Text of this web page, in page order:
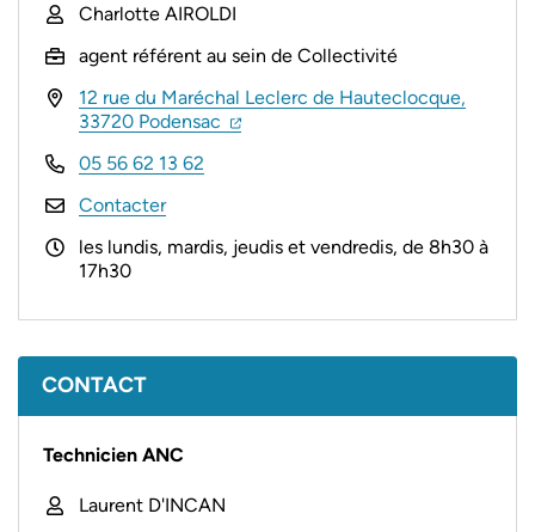
Charlotte AIROLDI
agent référent au sein de Collectivité
12 rue du Maréchal Leclerc de Hauteclocque,
33720 Podensac (ouverture dans un nouvel onglet)
(ouverture dans un nouvel onglet)
05 56 62 13 62
Contacter
les lundis, mardis, jeudis et vendredis, de 8h30 à
17h30
CONTACT
Technicien ANC
Laurent D'INCAN